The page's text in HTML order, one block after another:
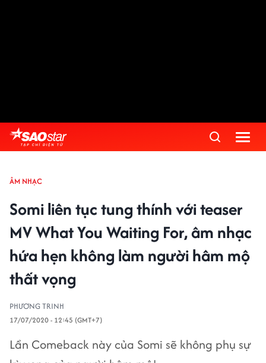
ÂM NHẠC
Somi liên tục tung thính với teaser
MV What You Waiting For, âm nhạc
hứa hẹn không làm người hâm mộ
thất vọng
PHƯƠNG TRINH
17/07/2020 - 12:45 (GMT+7)
Lần Comeback này của Somi sẽ không phụ sự